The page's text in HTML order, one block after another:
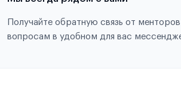
Получайте обратную связь от
вопросам в удобном для вас